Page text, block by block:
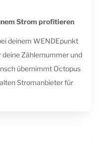
Strom profitieren
deinem WENDEpunkt
deine Zählernummer und
übernimmt Octopus
Stromanbieter für